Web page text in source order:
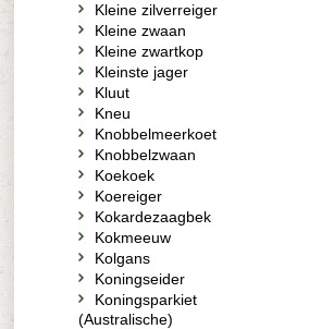
Kleine zilverreiger
Kleine zwaan
Kleine zwartkop
Kleinste jager
Kluut
Kneu
Knobbelmeerkoet
Knobbelzwaan
Koekoek
Koereiger
Kokardezaagbek
Kokmeeuw
Kolgans
Koningseider
Koningsparkiet
(Australische)